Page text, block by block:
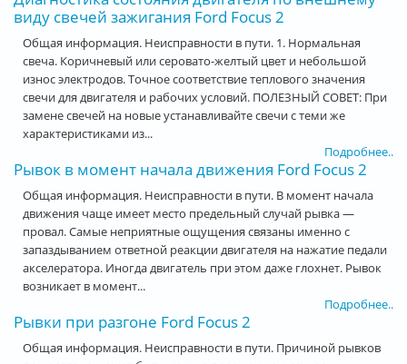
виду свечей зажигания Ford Focus 2
Общая информация. Неисправности в пути. 1. Нормальная
свеча. Коричневый или серовато-желтый цвет и небольшой
износ электродов. Точное соответствие теплового значения
свечи для двигателя и рабочих условий. ПОЛЕЗНЫЙ СОВЕТ: При
замене свечей на новые устанавливайте свечи с теми же
характеристиками из...
Подробнее..
Рывок в момент начала движения Ford Focus 2
Общая информация. Неисправности в пути. В момент начала
движения чаще имеет место предельный случай рывка —
провал. Самые неприятные ощущения связаны именно с
запаздыванием ответной реакции двигателя на нажатие педали
акселератора. Иногда двигатель при этом даже глохнет. Рывок
возникает в момент...
Подробнее..
Рывки при разгоне Ford Focus 2
Общая информация. Неисправности в пути. Причиной рывков